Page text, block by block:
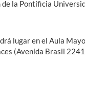
de la Pontificia
lugar en el Aula
(Avenida Brasil